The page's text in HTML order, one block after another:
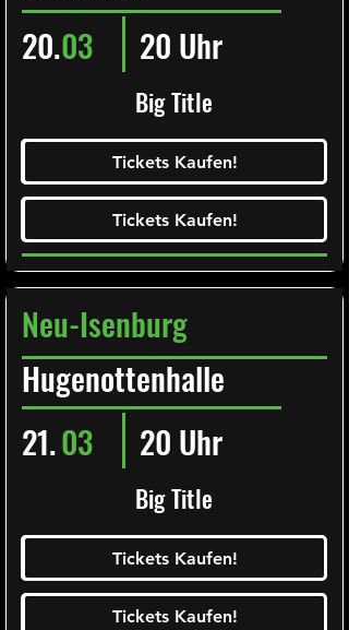
Big Title
20.03 20 Uhr
Tickets Kaufen!
Ticketalarm abonieren!
Tickets Kaufen!
Tickets Kaufen!
Tickets Kaufen!
Neu-Isenburg
Hugenottenhalle
Big Title
21.03 20 Uhr
Tickets Kaufen!
Ticketalarm abonieren!
Tickets Kaufen!
Tickets Kaufen!
Tickets Kaufen!